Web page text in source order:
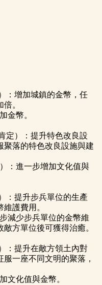
：增加城鎮的金幣，任
。
金幣。
定）：提升特色改良設
落的特色改良設施與建
：進一步增加文化值與
：提升步兵單位的生產
護費用。
減少步兵單位的金幣維
方單位後可獲得治癒。
：提升在敵方領土內對
一座不同文明的聚落，
文化值與金幣。